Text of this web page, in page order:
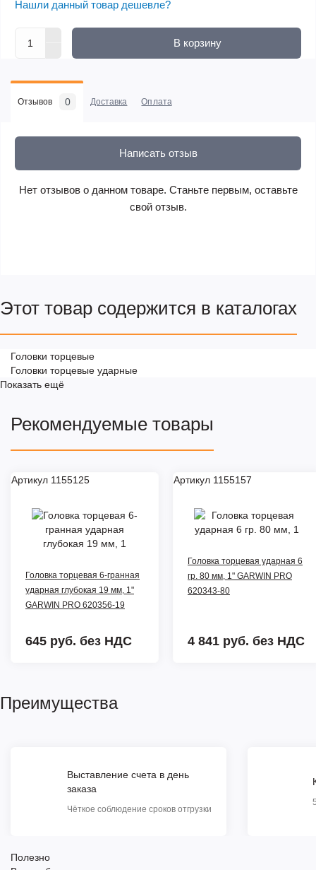
Нашли данный товар дешевле?
В корзину
Отзывов 0 Доставка Оплата
Написать отзыв
Нет отзывов о данном товаре. Станьте первым, оставьте
свой отзыв.
Этот товар содержится в каталогах
Головки торцевые
Головки торцевые ударные
Показать ещё
Рекомендуемые товары
Артикул 1155125
Головка торцевая 6-гранная
ударная глубокая 19 мм, 1"
GARWIN PRO 620356-19
645 руб. без НДС
Артикул 1155157
Головка торцевая ударная 6
гр. 80 мм, 1" GARWIN PRO
620343-80
4 841 руб. без НДС
Преимущества
Выставление счета в день
заказа
Чёткое соблюдение сроков отгрузки
Полезно